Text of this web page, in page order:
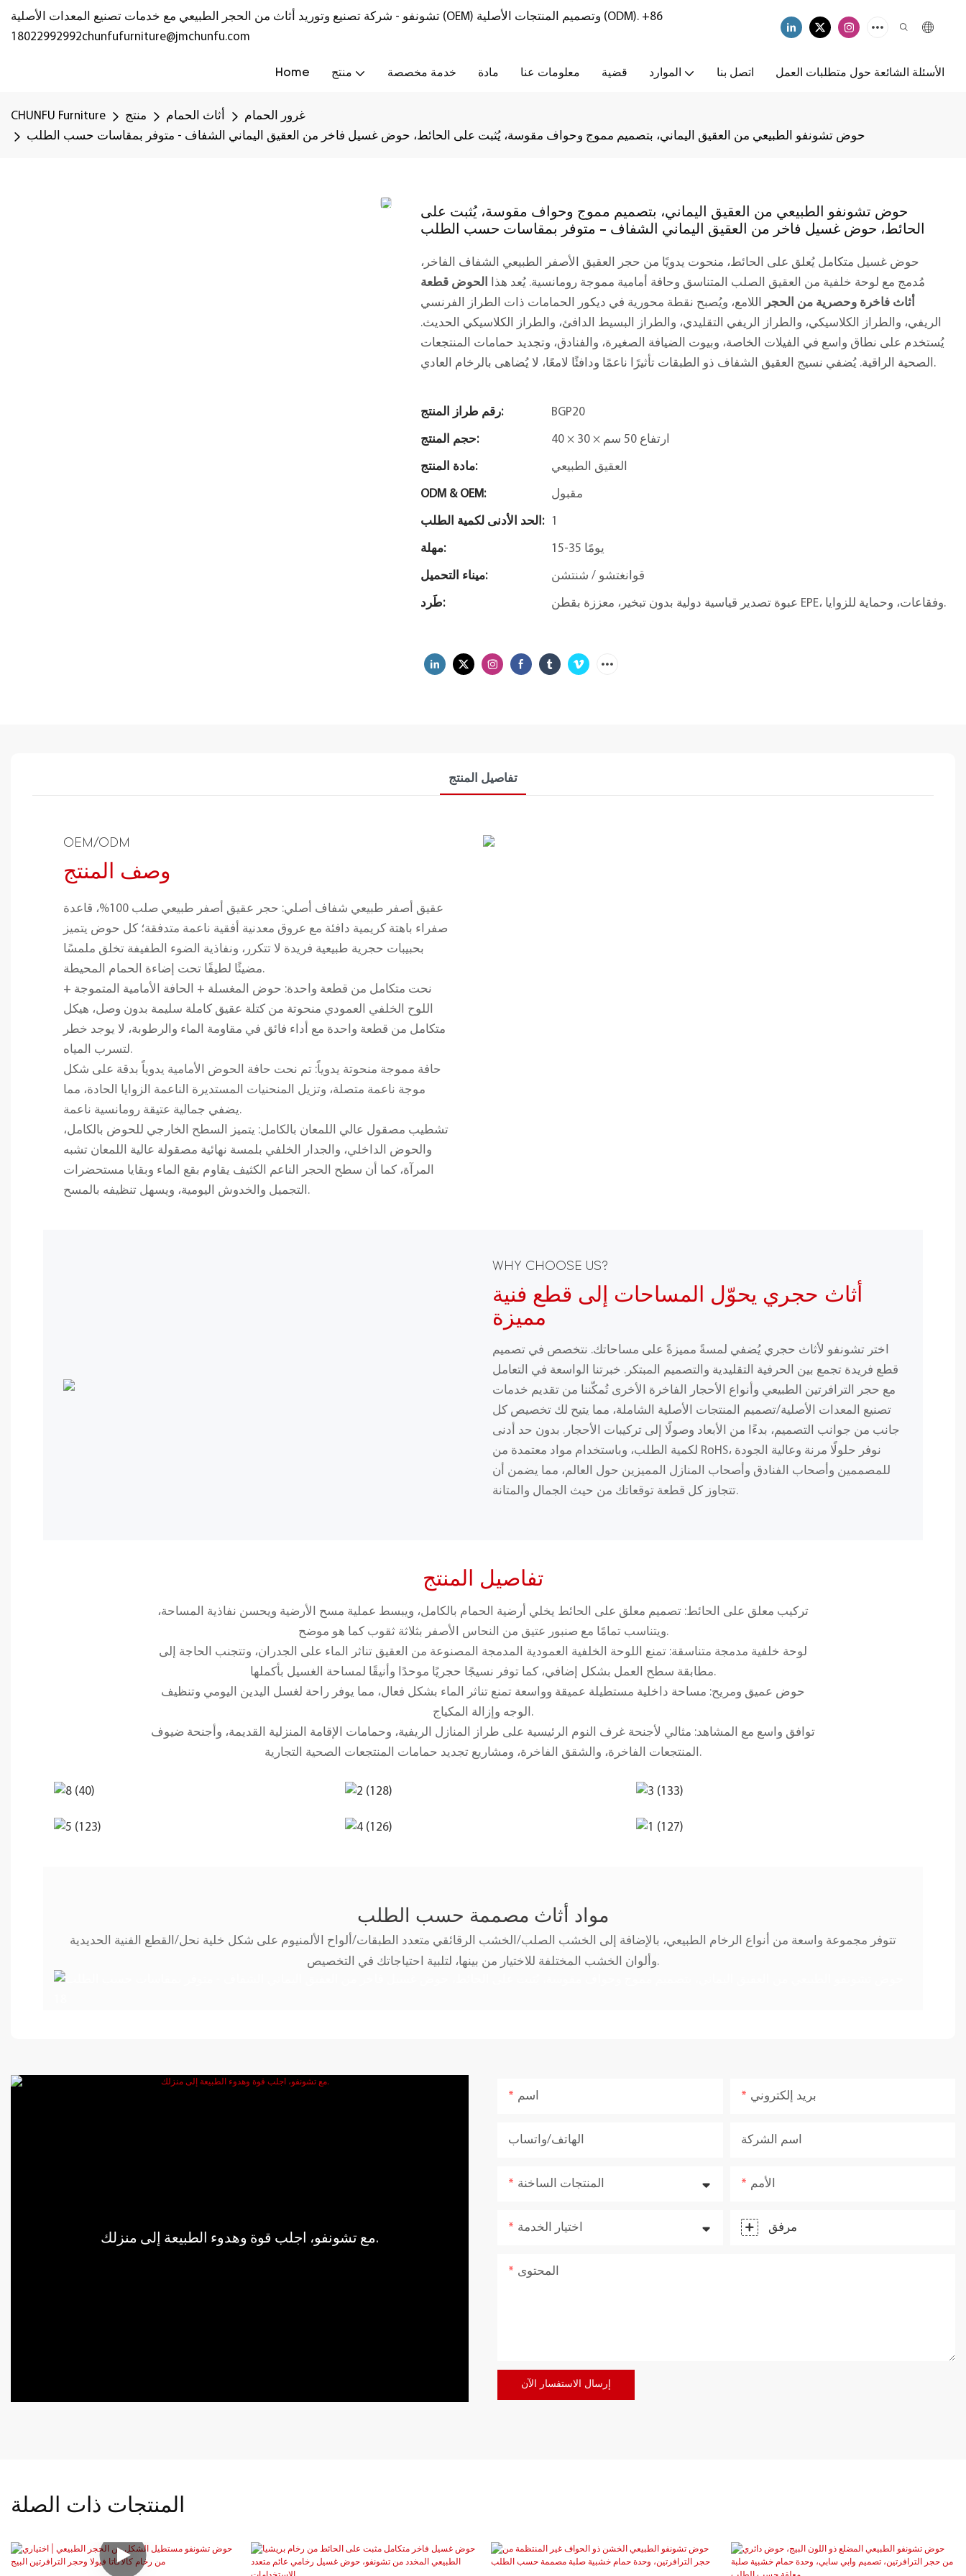
تشونفو - شركة تصنيع وتوريد أثاث من الحجر الطبيعي مع خدمات تصنيع المعدات الأصلية (OEM) وتصميم المنتجات الأصلية (ODM). +86
18022992992chunfufurniture@jmchunfu.com
Home منتج خدمة مخصصة مادة معلومات عنا قضية الموارد اتصل بنا الأسئلة الشائعة حول متطلبات العمل
CHUNFU Furniture منتج أثاث الحمام
غرور الحمام
حوض تشونفو الطبيعي من العقيق اليماني، بتصميم مموج وحواف مقوسة، يُثبت على الحائط، حوض غسيل فاخر من العقيق اليماني الشفاف - متوفر بمقاسات حسب الطلب
حوض تشونفو الطبيعي من العقيق اليماني، بتصميم مموج وحواف مقوسة، يُثبت على
الحائط، حوض غسيل فاخر من العقيق اليماني الشفاف - متوفر بمقاسات حسب الطلب
حوض غسيل متكامل يُعلق على الحائط، منحوت يدويًا من حجر العقيق الأصفر الطبيعي الشفاف الفاخر،
مُدمج مع لوحة خلفية من العقيق الصلب المتناسق وحافة أمامية مموجة رومانسية. يُعد هذا
الحوض قطعة
أثاث فاخرة وحصرية من الحجر
اللامع، ويُصبح نقطة محورية في ديكور الحمامات ذات الطراز الفرنسي
الريفي، والطراز الكلاسيكي، والطراز الريفي التقليدي، والطراز البسيط الدافئ، والطراز الكلاسيكي الحديث.
يُستخدم على نطاق واسع في الفيلات الخاصة، وبيوت الضيافة الصغيرة، والفنادق، وتجديد حمامات المنتجعات
الصحية الراقية. يُضفي نسيج العقيق الشفاف ذو الطبقات تأثيرًا ناعمًا ودافئًا لامعًا، لا يُضاهى بالرخام العادي.
رقم طراز المنتج: BGP20
حجم المنتج: 40 × 30 × ارتفاع 50 سم
مادة المنتج: العقيق الطبيعي
ODM & OEM: مقبول
الحد الأدنى لكمية الطلب: 1
مهلة: 15-35 يومًا
ميناء التحميل: قوانغتشو / شنتشن
طَرد: عبوة تصدير قياسية دولية بدون تبخير، معززة بقطن EPE، وفقاعات، وحماية للزوايا.
تفاصيل المنتج
OEM/ODM
وصف المنتج
عقيق أصفر طبيعي شفاف أصلي: حجر عقيق أصفر طبيعي صلب 100%، قاعدة
صفراء باهتة كريمية دافئة مع عروق معدنية أفقية ناعمة متدفقة؛ كل حوض يتميز
بحبيبات حجرية طبيعية فريدة لا تتكرر، ونفاذية الضوء الطفيفة تخلق ملمسًا
مضيئًا لطيفًا تحت إضاءة الحمام المحيطة.
نحت متكامل من قطعة واحدة: حوض المغسلة + الحافة الأمامية المتموجة +
اللوح الخلفي العمودي منحوتة من كتلة عقيق كاملة سليمة بدون وصل، هيكل
متكامل من قطعة واحدة مع أداء فائق في مقاومة الماء والرطوبة، لا يوجد خطر
لتسرب المياه.
حافة مموجة منحوتة يدوياً: تم نحت حافة الحوض الأمامية يدوياً بدقة على شكل
موجة ناعمة متصلة، وتزيل المنحنيات المستديرة الناعمة الزوايا الحادة، مما
يضفي جمالية عتيقة رومانسية ناعمة.
تشطيب مصقول عالي اللمعان بالكامل: يتميز السطح الخارجي للحوض بالكامل،
والحوض الداخلي، والجدار الخلفي بلمسة نهائية مصقولة عالية اللمعان تشبه
المرآة، كما أن سطح الحجر الناعم الكثيف يقاوم بقع الماء وبقايا مستحضرات
التجميل والخدوش اليومية، ويسهل تنظيفه بالمسح.
WHY CHOOSE US?
أثاث حجري يحوّل المساحات إلى قطع فنية
مميزة
اختر تشونفو لأثاث حجري يُضفي لمسةً مميزةً على مساحاتك. نتخصص في تصميم
قطع فريدة تجمع بين الحرفية التقليدية والتصميم المبتكر. خبرتنا الواسعة في التعامل
مع حجر الترافرتين الطبيعي وأنواع الأحجار الفاخرة الأخرى تُمكّننا من تقديم خدمات
تصنيع المعدات الأصلية/تصميم المنتجات الأصلية الشاملة، مما يتيح لك تخصيص كل
جانب من جوانب التصميم، بدءًا من الأبعاد وصولًا إلى تركيبات الأحجار. بدون حد أدنى
لكمية الطلب، وباستخدام مواد معتمدة من RoHS، نوفر حلولًا مرنة وعالية الجودة
للمصممين وأصحاب الفنادق وأصحاب المنازل المميزين حول العالم، مما يضمن أن
تتجاوز كل قطعة توقعاتك من حيث الجمال والمتانة.
تفاصيل المنتج
تركيب معلق على الحائط: تصميم معلق على الحائط يخلي أرضية الحمام بالكامل، ويبسط عملية مسح الأرضية ويحسن نفاذية المساحة،
ويتناسب تمامًا مع صنبور عتيق من النحاس الأصفر بثلاثة ثقوب كما هو موضح.
لوحة خلفية مدمجة متناسقة: تمنع اللوحة الخلفية العمودية المدمجة المصنوعة من العقيق تناثر الماء على الجدران، وتتجنب الحاجة إلى
مطابقة سطح العمل بشكل إضافي، كما توفر نسيجًا حجريًا موحدًا وأنيقًا لمساحة الغسيل بأكملها.
حوض عميق ومريح: مساحة داخلية مستطيلة عميقة وواسعة تمنع تناثر الماء بشكل فعال، مما يوفر راحة لغسل اليدين اليومي وتنظيف
الوجه وإزالة المكياج.
توافق واسع مع المشاهد: مثالي لأجنحة غرف النوم الرئيسية على طراز المنازل الريفية، وحمامات الإقامة المنزلية القديمة، وأجنحة ضيوف
المنتجعات الفاخرة، والشقق الفاخرة، ومشاريع تجديد حمامات المنتجعات الصحية التجارية.
مواد أثاث مصممة حسب الطلب
تتوفر مجموعة واسعة من أنواع الرخام الطبيعي، بالإضافة إلى الخشب الصلب/الخشب الرقائقي متعدد الطبقات/ألواح الألمنيوم على شكل خلية نحل/القطع الفنية الحديدية
وألوان الخشب المختلفة للاختيار من بينها، لتلبية احتياجاتك في التخصيص.
مع تشونفو، اجلب قوة وهدوء الطبيعة إلى منزلك.
اسم بريد إلكتروني
الهاتف/واتساب اسم الشركة
المنتجات الساخنة الأمم
اختيار الخدمة مرفق
المحتوى
إرسال الاستفسار الآن
المنتجات ذات الصلة